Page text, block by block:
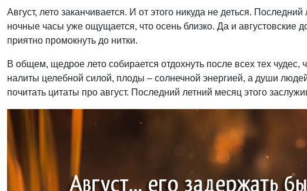
Август, лето заканчивается. И от этого никуда не деться.
ночные часы уже ощущается, что осень близко. Да и
приятно промокнуть до нитки.
В общем, щедрое лето собирается отдохнуть после всех тех
налиты целебной силой, плоды – солнечной энергией, а души
почитать цитаты про август. Последний летний месяц этого